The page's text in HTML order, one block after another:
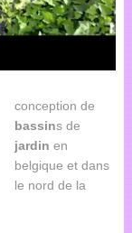
conception de
bassins de
jardin en
belgique et dans
le nord de la